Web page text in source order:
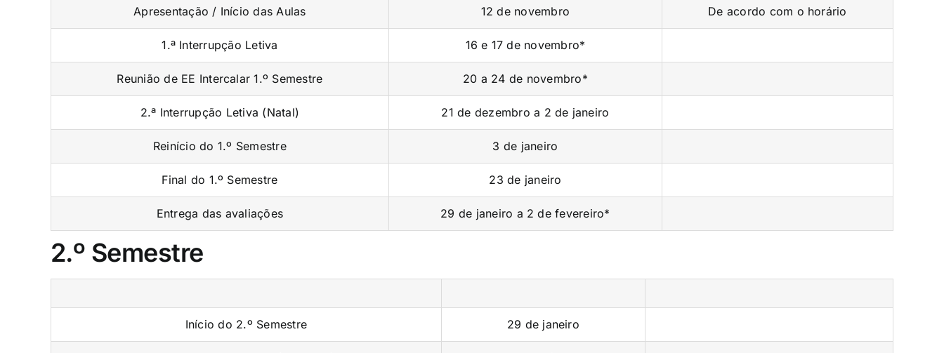
Apresentação / Início das Aulas 12 de novembro De acordo com o horário
1.ª Interrupção Letiva 16 e 17 de novembro*
Reunião de EE Intercalar 1.º Semestre 20 a 24 de novembro*
2.ª Interrupção Letiva (Natal) 21 de dezembro a 2 de janeiro
Reinício do 1.º Semestre 3 de janeiro
Final do 1.º Semestre 23 de janeiro
Entrega das avaliações 29 de janeiro a 2 de fevereiro*
2.º Semestre
Início do 2.º Semestre 29 de janeiro